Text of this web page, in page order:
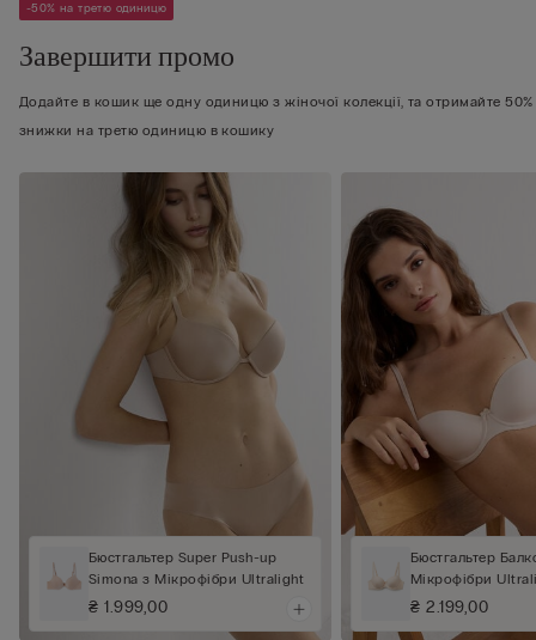
-50% на третю одиницю
Завершити промо
Додайте в кошик ще одну одиницю з жіночої колекції, та отримайте 50%
знижки на третю одиницю в кошику
Бюстгальтер Super Push-up
Simona з Мікрофібри Ultralight
₴ 1.999,00
Бюстгальтер
Мікрофібри
₴ 2.199,00